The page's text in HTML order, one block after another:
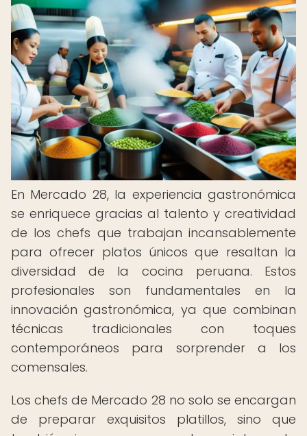
En Mercado 28, la experiencia gastronómica
se enriquece gracias al talento y creatividad
de los chefs que trabajan incansablemente
para ofrecer platos únicos que resaltan la
diversidad de la cocina peruana. Estos
profesionales son fundamentales en la
innovación gastronómica, ya que combinan
técnicas tradicionales con toques
contemporáneos para sorprender a los
comensales.
Los chefs de Mercado 28 no solo se encargan
de preparar exquisitos platillos, sino que